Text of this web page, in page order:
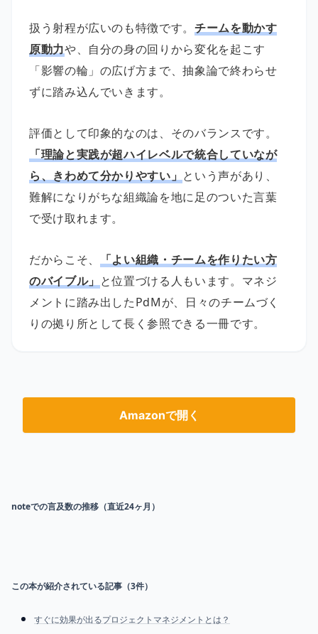
扱う射程が広いのも特徴です。 チームを動かす
原動力や、自分の身の回りから変化を起こす
「影響の輪」の広げ方まで、抽象論で終わらせ
ずに踏み込んでいきます。
評価として印象的なのは、そのバランスです。
「理論と実践が超ハイレベルで統合していなが
ら、きわめて分かりやすい」という声があり、
難解になりがちな組織論を地に足のついた言葉
で受け取れます。
だからこそ、 「よい組織・チームを作りたい方
のバイブル」と位置づける人もいます。マネジ
メントに踏み出したPdMが、日々のチームづく
りの拠り所として長く参照できる一冊です。
Amazonで開く
noteでの言及数の推移（直近24ヶ月）
この本が紹介されている記事（3件）
すぐに効果が出るプロジェクトマネジメントとは？